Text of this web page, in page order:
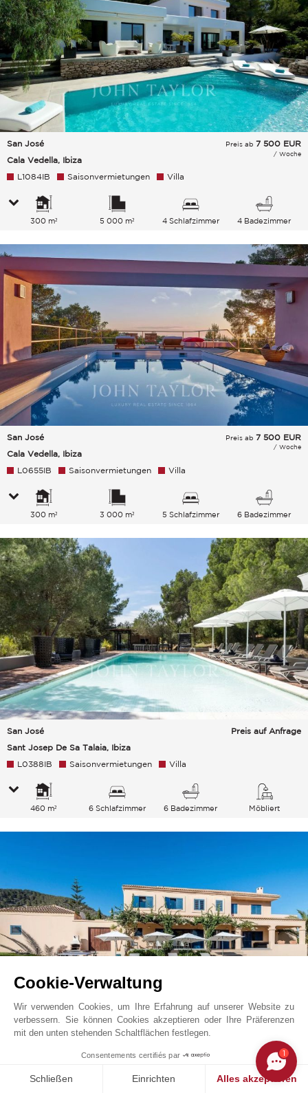
San José
Cala Vedella, Ibiza
Preis ab 7 500 EUR
/ Woche
L1084IB Saisonvermietungen Villa
300 m² 5 000 m² 4 Schlafzimmer 4 Badezimmer
San José
Cala Vedella, Ibiza
Preis ab 7 500 EUR
/ Woche
L0655IB Saisonvermietungen Villa
300 m² 3 000 m² 5 Schlafzimmer 6 Badezimmer
San José
Sant Josep De Sa Talaia, Ibiza
Preis auf Anfrage
L0388IB Saisonvermietungen Villa
460 m² 6 Schlafzimmer 6 Badezimmer Möbliert
San José
Preis ab4 000 EUR
Saisonvermietungen Villa
Cookie-Verwaltung
Wir verwenden Cookies, um Ihre Erfahrung auf unserer Website zu
verbessern. Sie können Cookies akzeptieren oder Ihre Präferenzen
mit den unten stehenden Schaltflächen festlegen.
Consentements certifiés par
Schließen Einrichten Alles akzeptieren
1